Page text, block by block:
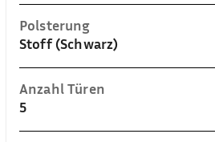
Polsterung
Stoff (Schwarz)
Anzahl Türen
5